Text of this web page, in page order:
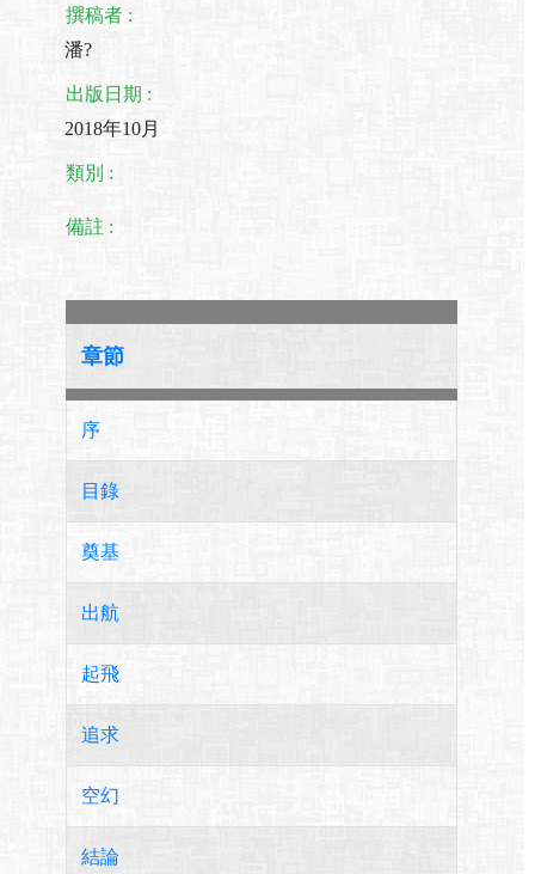
撰稿者 :
潘?
出版日期 :
2018年10月
類別 :
備註 :
章節
序
目錄
奠基
出航
起飛
追求
空幻
結論